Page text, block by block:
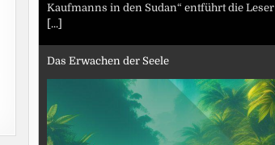
Kaufmanns in den Sudan“ entführt die Leser
[...]
Das Erwachen der Seele